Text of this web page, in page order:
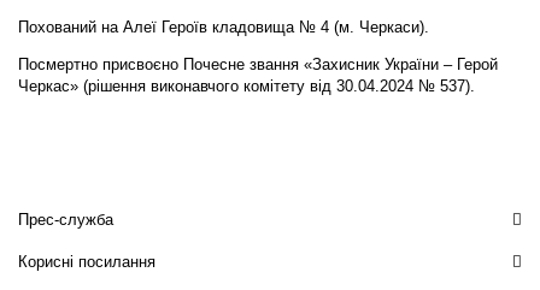
Похований на Алеї Героїв кладовища № 4 (м. Черкаси).
Посмертно присвоєно Почесне звання «Захисник України – Герой
Черкас» (рішення виконавчого комітету від 30.04.2024 № 537).
Прес-служба
Корисні посилання